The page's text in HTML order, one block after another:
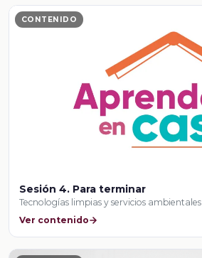
CONTENIDO
Sesión 4. Para terminar
Tecnologías limpias y servicios ambientales
Ver contenido